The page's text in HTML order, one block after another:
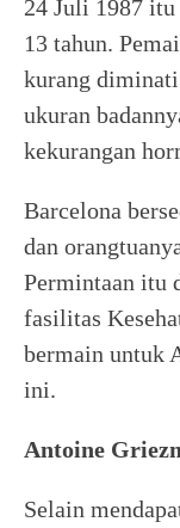
24 Juli 1987
13 tahun.
kurang
ukuran
kekurangan
Barcelona
dan
Permintaan itu
fasilitas
bermain untuk
ini.
Antoine
Selain